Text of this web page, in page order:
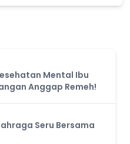
Mental Ibu
Anggap Remeh!
Seru Bersama